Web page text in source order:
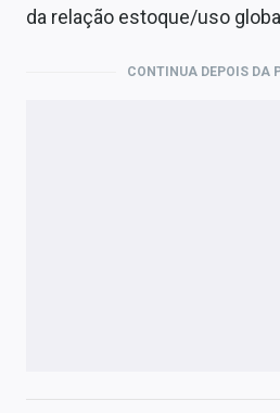
da relação estoque/uso
CONTINUA DEPOIS DA